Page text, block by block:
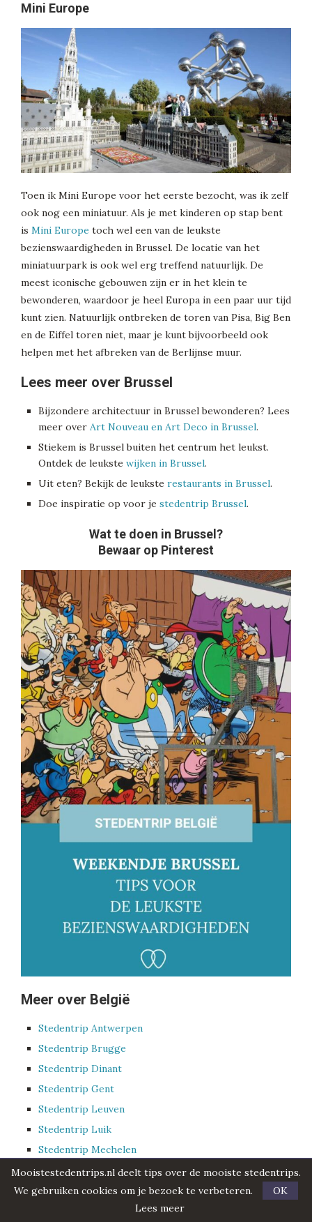
Mini Europe
Toen ik Mini Europe voor het eerste bezocht, was ik zelf
ook nog een miniatuur. Als je met kinderen op stap bent
is Mini Europe toch wel een van de leukste
bezienswaardigheden in Brussel. De locatie van het
miniatuurpark is ook wel erg treffend natuurlijk. De
meest iconische gebouwen zijn er in het klein te
bewonderen, waardoor je heel Europa in een paar uur tijd
kunt zien. Natuurlijk ontbreken de toren van Pisa, Big Ben
en de Eiffel toren niet, maar je kunt bijvoorbeeld ook
helpen met het afbreken van de Berlijnse muur.
Lees meer over Brussel
Bijzondere architectuur in Brussel bewonderen? Lees
meer over Art Nouveau en Art Deco in Brussel.
Stiekem is Brussel buiten het centrum het leukst.
Ontdek de leukste wijken in Brussel.
Uit eten? Bekijk de leukste restaurants in Brussel.
Doe inspiratie op voor je stedentrip Brussel.
Wat te doen in Brussel?
Bewaar op Pinterest
Meer over België
Stedentrip Antwerpen
Stedentrip Brugge
Stedentrip Dinant
Stedentrip Gent
Stedentrip Leuven
Stedentrip Luik
Stedentrip Mechelen
Stedentrip Mons
Stedentrip Namen
Stedentrip Oostende
Mooistestedentrips.nl deelt tips over de mooiste stedentrips.
We gebruiken cookies om je bezoek te verbeteren.
OK
Lees meer